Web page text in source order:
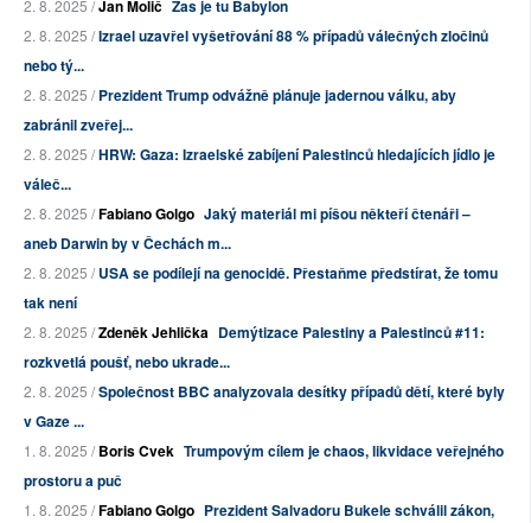
2. 8. 2025 /Jan Molič Zas je tu Babylon
2. 8. 2025 /Izrael uzavřel vyšetřování 88 % případů válečných zločinů
nebo tý...
2. 8. 2025 /Prezident Trump odvážně plánuje jadernou válku, aby
zabránil zveřej...
2. 8. 2025 /HRW: Gaza: Izraelské zabíjení Palestinců hledajících jídlo je
váleč...
2. 8. 2025 /Fabiano Golgo Jaký materiál mi píšou někteří čtenáři –
aneb Darwin by v Čechách m...
2. 8. 2025 /USA se podílejí na genocidě. Přestaňme předstírat, že tomu
tak není
2. 8. 2025 /Zdeněk Jehlička Demýtizace Palestiny a Palestinců #11:
rozkvetlá poušť, nebo ukrade...
2. 8. 2025 /Společnost BBC analyzovala desítky případů dětí, které byly
v Gaze ...
1. 8. 2025 /Boris Cvek Trumpovým cílem je chaos, likvidace veřejného
prostoru a puč
1. 8. 2025 /Fabiano Golgo Prezident Salvadoru Bukele schválil zákon,